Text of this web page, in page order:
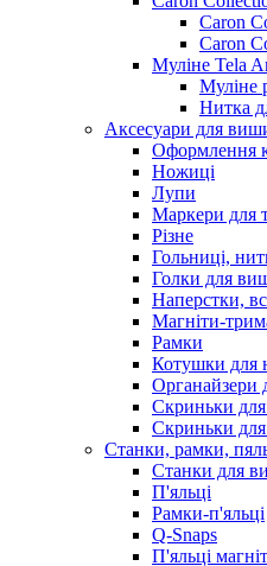
Caron
Caron
Муліне Tela
Муліне
Нитка
Аксесуари для
Оформлення
Ножиці
Лупи
Маркери для
Різне
Гольниці,
Голки для
Наперстки,
Магніти-
Рамки
Котушки для
Органайзери
Скриньки
Скриньки для
Станки, рамки,
Станки для
П'яльці
Рамки-п'яльці
Q-Snaps
П'яльці